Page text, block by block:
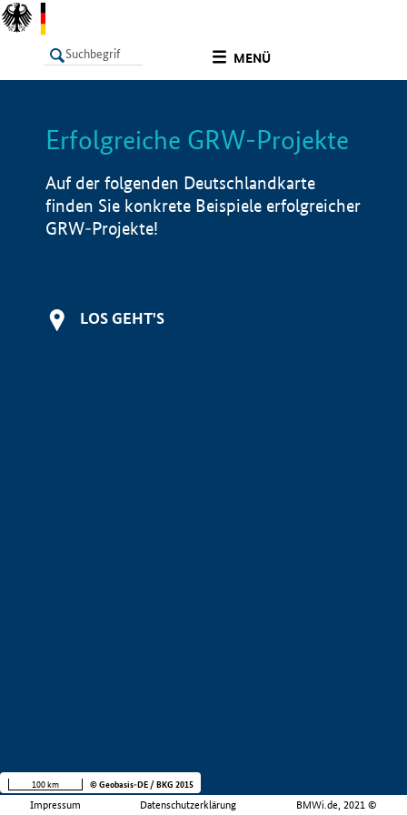
MENÜ
LISTE Info
Erfolgreiche GRW-Projekte
Auf der folgenden Deutschlandkarte
finden Sie konkrete Beispiele erfolgreicher
GRW-Projekte!
LOS GEHT'S
Impressum Datenschutzerklärung BMWi.de, 2021 ©
100 km © Geobasis-DE / BKG 2015